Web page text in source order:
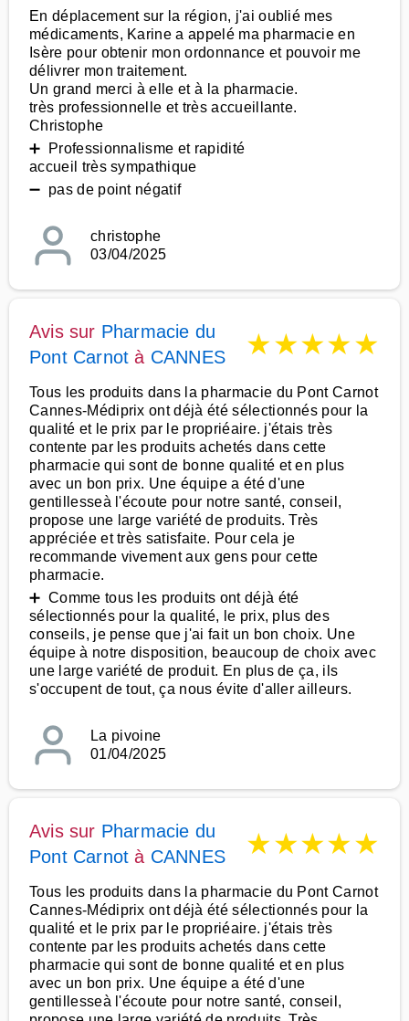
En déplacement sur la région, j'ai oublié mes
médicaments, Karine a appelé ma pharmacie en
Isère pour obtenir mon ordonnance et pouvoir me
délivrer mon traitement.
Un grand merci à elle et à la pharmacie.
très professionnelle et très accueillante.
Christophe
➕ Professionnalisme et rapidité
accueil très sympathique
➖ pas de point négatif
christophe
03/04/2025
Avis sur Pharmacie du
Pont Carnot à CANNES ★★★★★
Tous les produits dans la pharmacie du Pont Carnot
Cannes-Médiprix ont déjà été sélectionnés pour la
qualité et le prix par le propriéaire. j'étais très
contente par les produits achetés dans cette
pharmacie qui sont de bonne qualité et en plus
avec un bon prix. Une équipe a été d'une
gentillesseà l'écoute pour notre santé, conseil,
propose une large variété de produits. Très
appréciée et très satisfaite. Pour cela je
recommande vivement aux gens pour cette
pharmacie.
➕ Comme tous les produits ont déjà été
sélectionnés pour la qualité, le prix, plus des
conseils, je pense que j'ai fait un bon choix. Une
équipe à notre disposition, beaucoup de choix avec
une large variété de produit. En plus de ça, ils
s'occupent de tout, ça nous évite d'aller ailleurs.
La pivoine
01/04/2025
Avis sur Pharmacie du
Pont Carnot à CANNES ★★★★★
Tous les produits dans la pharmacie du Pont Carnot
Cannes-Médiprix ont déjà été sélectionnés pour la
qualité et le prix par le propriéaire. j'étais très
contente par les produits achetés dans cette
pharmacie qui sont de bonne qualité et en plus
avec un bon prix. Une équipe a été d'une
gentillesseà l'écoute pour notre santé, conseil,